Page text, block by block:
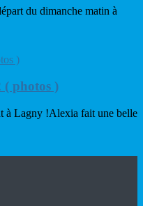
du dimanche matin à
( photos )
à Lagny !Alexia fait une belle